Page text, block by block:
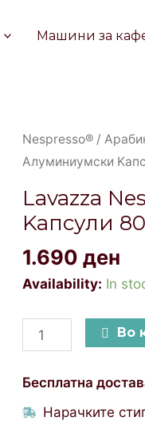
Машини за
Nespresso® /
Aлуминиумски
Lavazza
Kапсули 80
1.690ден
Availability: In
Lavazza
Nespresso®
Aлуминиумски
Kапсули
80
Во
Бесплатна
Нарачките